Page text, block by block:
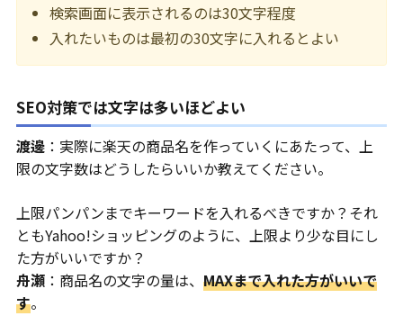
検索画面に表示されるのは30文字程度
入れたいものは最初の30文字に入れるとよい
SEO対策では文字は多いほどよい
渡邊 ：実際に楽天の商品名を作っていくにあたって、上
限の文字数はどうしたらいいか教えてください。
上限パンパンまでキーワードを入れるべきですか？それ
ともYahoo!ショッピングのように、上限より少な目にし
た方がいいですか？
舟瀬 ：商品名の文字の量は、MAXまで入れた方がいいで
す。